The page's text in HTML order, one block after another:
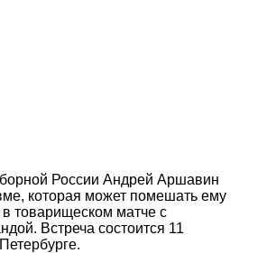
России Андрей Аршавин
которая может помешать ему
в товарищеском матче с
Встреча состоится 11